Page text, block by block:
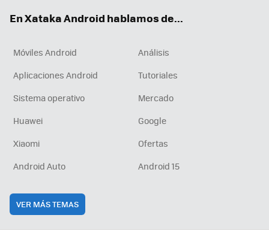
En Xataka Android hablamos de...
Móviles Android
Análisis
Aplicaciones Android
Tutoriales
Sistema operativo
Mercado
Huawei
Google
Xiaomi
Ofertas
Android Auto
Android 15
VER MÁS TEMAS